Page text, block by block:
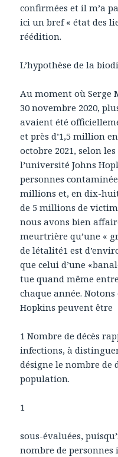
confirmées et il m’a
ici un bref « état des
réédition.
L’hypothèse de la
Au moment où Serge
30 novembre 2020,
avaient été
et près d’1,5 million
octobre 2021, selon
l’université Johns
personnes
millions et, en dix-
de 5 millions de
nous avons bien
meurtrière qu’une «
de létalité1 est
que celui d’une
tue quand même
chaque année. Notons
Hopkins peuvent être
1 Nombre de décès
infections, à
désigne le nombre de
population.
1
sous-évaluées,
nombre de personnes